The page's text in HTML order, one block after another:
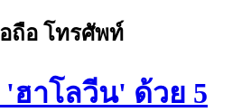
ถือ โทรศัพท์
ฮาโลวีน' ด้วย 5